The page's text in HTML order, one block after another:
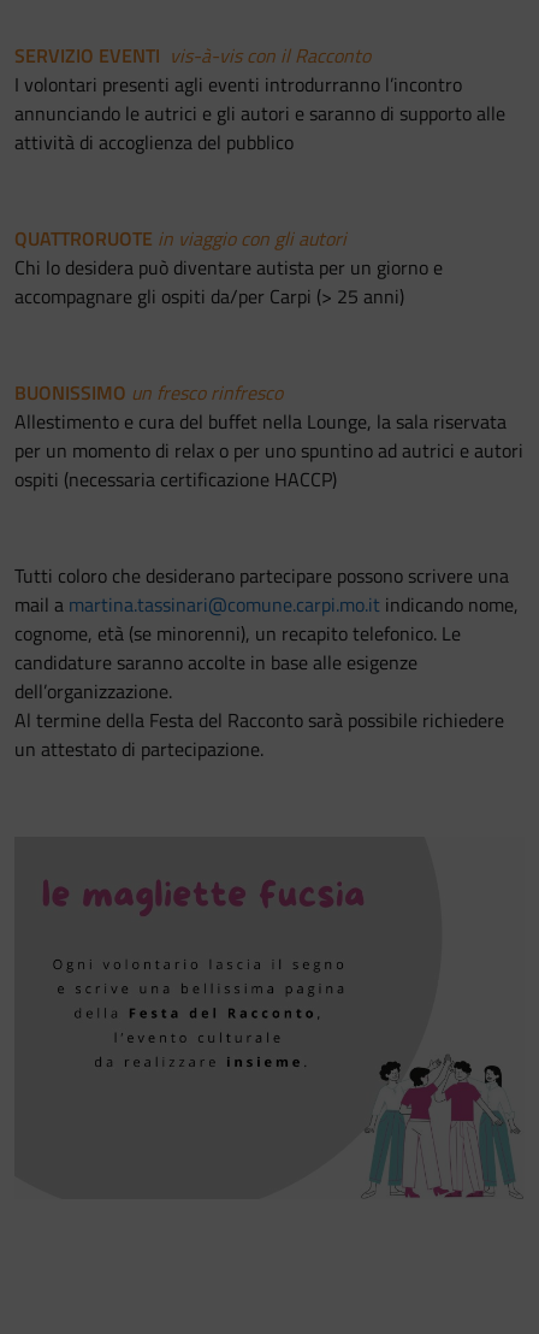
SERVIZIO EVENTI vis-à-vis con il Racconto
I volontari presenti agli eventi introdurranno l’incontro
annunciando le autrici e gli autori e saranno di supporto alle
attività di accoglienza del pubblico
QUATTRORUOTE in viaggio con gli autori
Chi lo desidera può diventare autista per un giorno e
accompagnare gli ospiti da/per Carpi (> 25 anni)
BUONISSIMO un fresco rinfresco
Allestimento e cura del buffet nella Lounge, la sala riservata
per un momento di relax o per uno spuntino ad autrici e autori
ospiti (necessaria certificazione HACCP)
Tutti coloro che desiderano partecipare possono scrivere una
mail a martina.tassinari@comune.carpi.mo.it indicando nome,
cognome, età (se minorenni), un recapito telefonico. Le
candidature saranno accolte in base alle esigenze
dell’organizzazione.
Al termine della Festa del Racconto sarà possibile richiedere
un attestato di partecipazione.